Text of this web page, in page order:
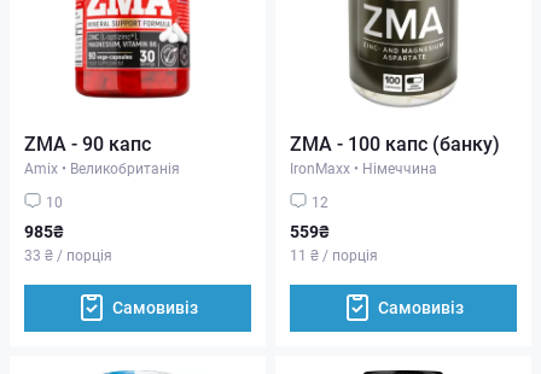
ZMA - 90 капс
Amix • Великобританія
10
985₴
33 ₴ / порція
Самовивіз
ZMA - 100 капс (банку)
IronMaxx • Німеччина
12
559₴
11 ₴ / порція
Самовивіз